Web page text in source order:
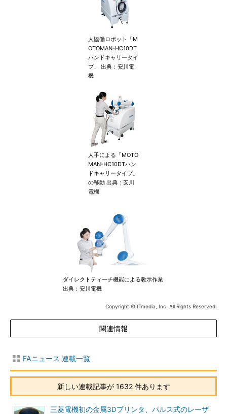
人協働ロボット「M
OTOMAN-HC10DT
ハンドキャリータイ
プ」 出典：安川電
機
人手による「MOTO
MAN-HC10DTハン
ドキャリータイプ」
の移動 出典：安川
電機
ダイレクトティーチ機能による教示作業
出典：安川電機
Copyright © ITmedia, Inc. All Rights Reserved.
関連情報
FAニュース 連載一覧
新しい連載記事が 1632 件あります
三菱電機初の金属3Dプリンタ、パルス式のレーザ